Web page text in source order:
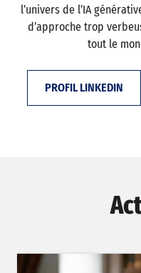
l’univers de l’IA
d’approche trop
tout le
PROFIL LINKEDIN